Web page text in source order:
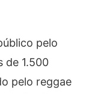
pelo
de 1.500
pelo reggae